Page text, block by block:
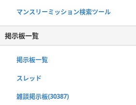
マンスリーミッション検索ツール
掲示板一覧
掲示板一覧
スレッド
雑談掲示板(30387)